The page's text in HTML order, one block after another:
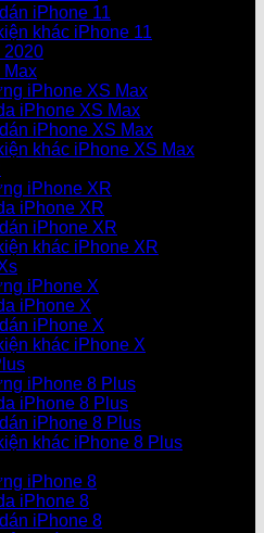
iPhone 11
khác iPhone 11
2020
Max
iPhone XS Max
iPhone XS Max
iPhone XS Max
khác iPhone XS Max
iPhone XR
iPhone XR
iPhone XR
khác iPhone XR
iPhone X
iPhone X
iPhone X
khác iPhone X
iPhone 8 Plus
iPhone 8 Plus
iPhone 8 Plus
khác iPhone 8 Plus
iPhone 8
iPhone 8
iPhone 8